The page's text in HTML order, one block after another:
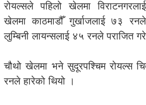
रोयल्सले पहिलो खेलमा
खेलमा काठमाडौँ गुर्खाजलाई ७३
लुम्बिनी लायन्सलाई ४५ रनले पराजित
चौथो खेलमा भने सुदूरपश्चिम रोयल्स
रनले हारेको थियो ।